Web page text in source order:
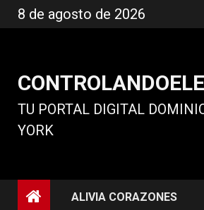
al
8 de agosto de 2026
TU PORTAL DIGITAL
YORK
ALIVIA CORAZONES